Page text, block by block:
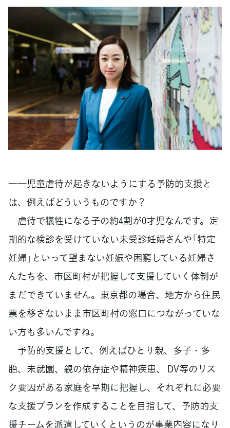
――児童虐待が起きないようにする予防的支援と
は、例えばどういうものですか？
虐待で犠牲になる子の約4割が0才児なんです。定
期的な検診を受けていない未受診妊婦さんや「特定
妊婦」といって望まない妊娠や困窮している妊婦さ
んたちを、市区町村が把握して支援していく体制が
まだできていません。東京都の場合、地方から住民
票を移さないまま市区町村の窓口につながっていな
い方も多いんですね。
予防的支援として、例えばひとり親、多子・多
胎、未就園、親の依存症や精神疾患、 DV等のリス
ク要因がある家庭を早期に把握し、それぞれに必要
な支援プランを作成することを目指して、予防的支
援チームを派遣していくというのが事業内容になり